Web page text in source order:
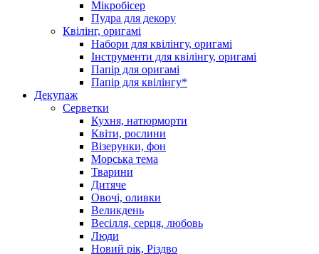
Мікробісер
Пудра для декору
Квілінг, оригамі
Набори для квілінгу, оригамі
Інструменти для квілінгу, оригамі
Папір для оригамі
Папір для квілінгу*
Декупаж
Серветки
Кухня, натюрморти
Квіти, рослини
Візерунки, фон
Морська тема
Тварини
Дитяче
Овочі, оливки
Великдень
Весілля, серця, любовь
Люди
Новий рік, Різдво